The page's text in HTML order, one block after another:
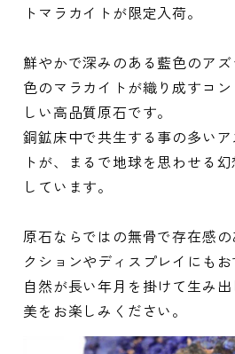
トマラカイトが限定入荷。
鮮やかで深みのある藍色のア
色のマラカイトが織り成すコ
しい高品質原石です。
銅鉱床中で共生する事の多い
トが、まるで地球を思わせる
しています。
原石ならではの無骨で存在感
クションやディスプレイにもお
自然が長い年月を掛けて生み
美をお楽しみください。